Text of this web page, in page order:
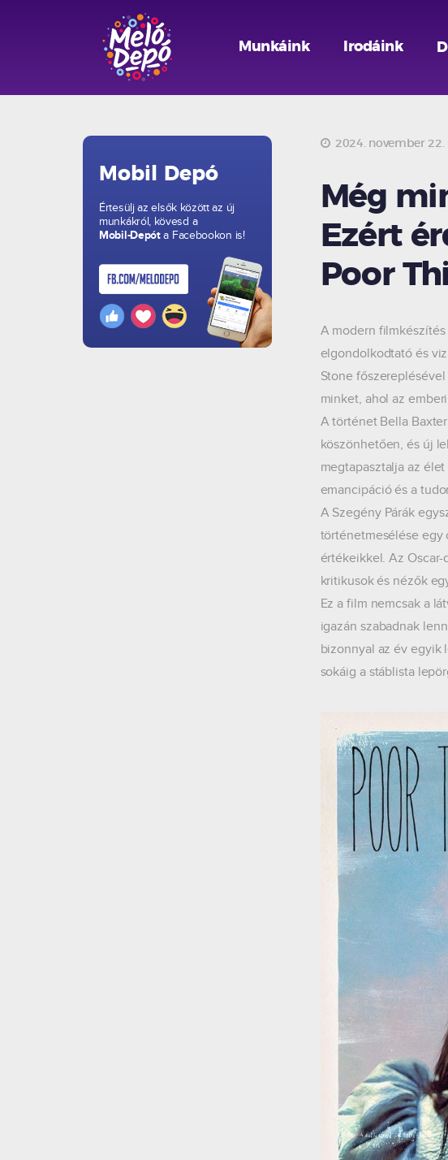
Munkáink Irodáink
Mobil Depó
Értesülj az elsők között az új
munkákról, kövesd a
Mobil-Depóta Facebookon is!
2024. november 22.
Még
Ezért
Poor
A modern
elgondolkodtató és
Stone
minket, ahol az
A történet Bella
köszönhetően, és új
megtapasztalja az
emancipáció és a
A Szegény Párák
történetmesélése egy
értékeikkel. Az
kritikusok és nézők
Ez a film nemcsak a
igazán szabadnak
bizonnyal az év egyik
sokáig a stáblista